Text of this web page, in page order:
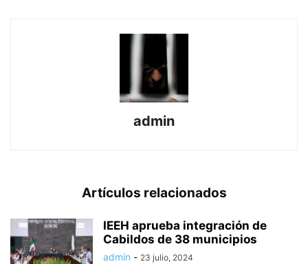
admin
Artículos relacionados
IEEH aprueba integración de
Cabildos de 38 municipios
admin - 23 julio, 2024